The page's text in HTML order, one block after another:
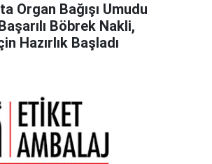
Organ Bağışı Umudu
Böbrek Nakli,
Hazırlık Başladı